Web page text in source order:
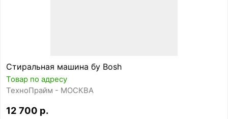
Стиральная машина бу Bosh
Товар по адресу
ТехноПрайм - МОСКВА
12 700 р.